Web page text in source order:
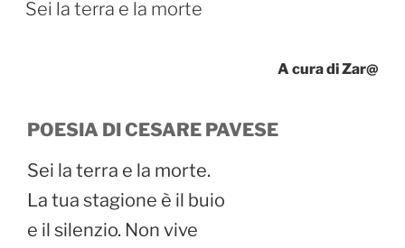
k
Sei la terra e la morte
A cura di Zar@
POESIA DI CESARE PAVESE
Sei la terra e la morte.
La tua stagione è il buio
e il silenzio. Non vive